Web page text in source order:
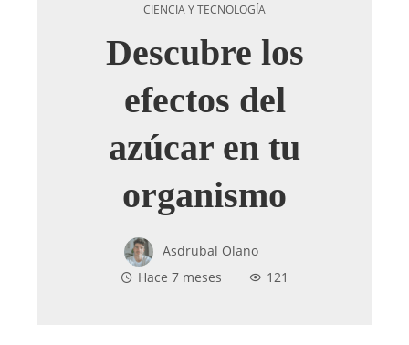
CIENCIA Y TECNOLOGÍA
Descubre los
efectos del
azúcar en tu
organismo
Asdrubal Olano
Hace 7 meses
121